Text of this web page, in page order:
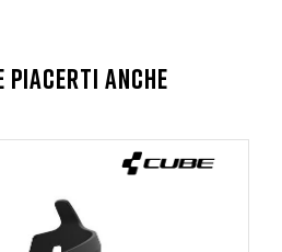
PIACERTI ANCHE